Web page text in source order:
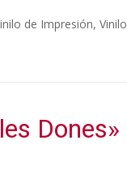
de Impresión, Vinilo
Dones»